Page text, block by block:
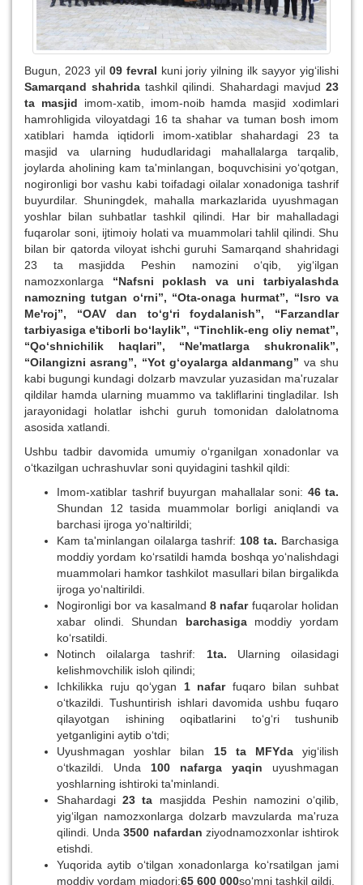
Bugun, 2023 yil 09 fevral kuni joriy yilning ilk sayyor yig‘ilishi
Samarqand shahrida tashkil qilindi. Shahardagi mavjud 23
ta masjid imom-xatib, imom-noib hamda masjid xodimlari
hamrohligida viloyatdagi 16 ta shahar va tuman bosh imom
xatiblari hamda iqtidorli imom-xatiblar shahardagi 23 ta
masjid va ularning hududlaridagi mahallalarga tarqalib,
joylarda aholining kam ta'minlangan, boquvchisini yo‘qotgan,
nogironligi bor vashu kabi toifadagi oilalar xonadoniga tashrif
buyurdilar. Shuningdek, mahalla markazlarida uyushmagan
yoshlar bilan suhbatlar tashkil qilindi. Har bir mahalladagi
fuqarolar soni, ijtimoiy holati va muammolari tahlil qilindi. Shu
bilan bir qatorda viloyat ishchi guruhi Samarqand shahridagi
23 ta masjidda Peshin namozini o‘qib, yig‘ilgan
namozxonlarga “Nafsni poklash va uni tarbiyalashda
namozning tutgan o‘rni”, “Ota-onaga hurmat”, “Isro va
Me'roj”, “OAV dan to‘g‘ri foydalanish”, “Farzandlar
tarbiyasiga e'tiborli bo‘laylik”, “Tinchlik-eng oliy nemat”,
“Qo‘shnichilik haqlari”, “Ne'matlarga shukronalik”,
“Oilangizni asrang”, “Yot g‘oyalarga aldanmang” va shu
kabi bugungi kundagi dolzarb mavzular yuzasidan ma'ruzalar
qildilar hamda ularning muammo va takliflarini tingladilar. Ish
jarayonidagi holatlar ishchi guruh tomonidan dalolatnoma
asosida xatlandi.
Ushbu tadbir davomida umumiy o‘rganilgan xonadonlar va
o‘tkazilgan uchrashuvlar soni quyidagini tashkil qildi:
Imom-xatiblar tashrif buyurgan mahallalar soni: 46 ta.
Shundan 12 tasida muammolar borligi aniqlandi va
barchasi ijroga yo‘naltirildi;
Kam ta'minlangan oilalarga tashrif: 108 ta. Barchasiga
moddiy yordam ko‘rsatildi hamda boshqa yo‘nalishdagi
muammolari hamkor tashkilot masullari bilan birgalikda
ijroga yo‘naltirildi.
Nogironligi bor va kasalmand8 nafarfuqarolar holidan
xabar olindi. Shundan barchasigamoddiy yordam
ko‘rsatildi.
Notinch oilalarga tashrif: 1ta. Ularning oilasidagi
kelishmovchilik isloh qilindi;
Ichkilikka ruju qo‘ygan 1 nafarfuqaro bilan suhbat
o‘tkazildi. Tushuntirish ishlari davomida ushbu fuqaro
qilayotgan ishining oqibatlarini to‘g‘ri tushunib
yetganligini aytib o‘tdi;
Uyushmagan yoshlar bilan 15 ta MFYdayig‘ilish
o‘tkazildi. Unda 100 nafarga yaqin uyushmagan
yoshlarning ishtiroki ta'minlandi.
Shahardagi23 ta masjidda Peshin namozini o‘qilib,
yig‘ilgan namozxonlarga dolzarb mavzularda ma'ruza
qilindi. Unda3500 nafardan ziyodnamozxonlar ishtirok
etishdi.
Yuqorida aytib o‘tilgan xonadonlarga ko‘rsatilgan jami
moddiy yordam miqdori:65 600 000so‘mni tashkil qildi.